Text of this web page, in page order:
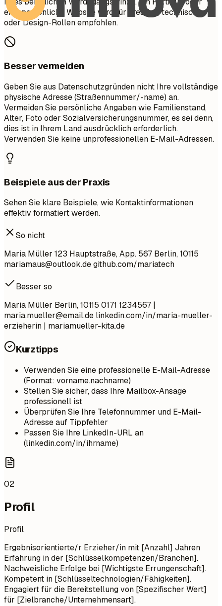
eine persönliche Website wird für kreative, technische
oder Design-Rollen empfohlen.
Besser vermeiden
Geben Sie aus Datenschutzgründen nicht Ihre vollständige
physische Adresse (Straßennummer/-name) an.
Vermeiden Sie persönliche Angaben wie Familienstand,
Alter, Foto oder Sozialversicherungsnummer, es sei denn,
dies ist in Ihrem Land ausdrücklich erforderlich.
Verwenden Sie keine unprofessionellen E-Mail-Adressen.
Beispiele aus der Praxis
Sehen Sie klare Beispiele, wie Kontaktinformationen
effektiv formatiert werden.
So nicht
Maria Müller 123 Hauptstraße, App. 567 Berlin, 10115
mariamaus@outlook.degithub.com/mariatech
Besser so
Maria Müller Berlin, 10115 0171 1234567 |
maria.mueller@email.de linkedin.com/in/maria-mueller-
erzieherin | mariamueller-kita.de
Kurztipps
Verwenden Sie eine professionelle E-Mail-Adresse
(Format: vorname.nachname)
Stellen Sie sicher, dass Ihre Mailbox-Ansage
professionell ist
Überprüfen Sie Ihre Telefonnummer und E-Mail-
Adresse auf Tippfehler
Passen Sie Ihre LinkedIn-URL an
(linkedin.com/in/ihrname)
02
Profil
Profil
Ergebnisorientierte/r Erzieher/in mit [Anzahl] Jahren
Erfahrung in der [Schlüsselkompetenzen/Branchen].
Nachweisliche Erfolge bei [Wichtigste Errungenschaft].
Kompetent in [Schlüsseltechnologien/Fähigkeiten].
Engagiert für die Bereitstellung von [Spezifischer Wert]
für [Zielbranche/Unternehmensart].